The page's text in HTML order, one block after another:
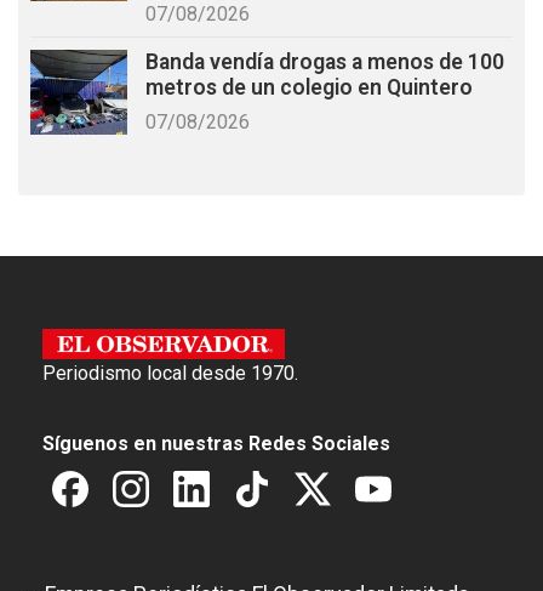
07/08/2026
Banda vendía drogas a menos de 100
metros de un colegio en Quintero
07/08/2026
Periodismo local desde 1970.
Síguenos en nuestras Redes Sociales